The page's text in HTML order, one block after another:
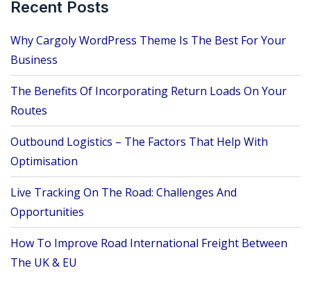
Recent Posts
Why Cargoly WordPress Theme Is The Best For Your
Business
The Benefits Of Incorporating Return Loads On Your
Routes
Outbound Logistics – The Factors That Help With
Optimisation
Live Tracking On The Road: Challenges And
Opportunities
How To Improve Road International Freight Between
The UK & EU